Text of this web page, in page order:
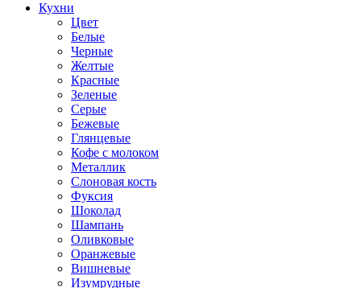
Кухни
Цвет
Белые
Черные
Желтые
Красные
Зеленые
Серые
Бежевые
Глянцевые
Кофе с молоком
Металлик
Слоновая кость
Фуксия
Шоколад
Шампань
Оливковые
Оранжевые
Вишневые
Изумрудные